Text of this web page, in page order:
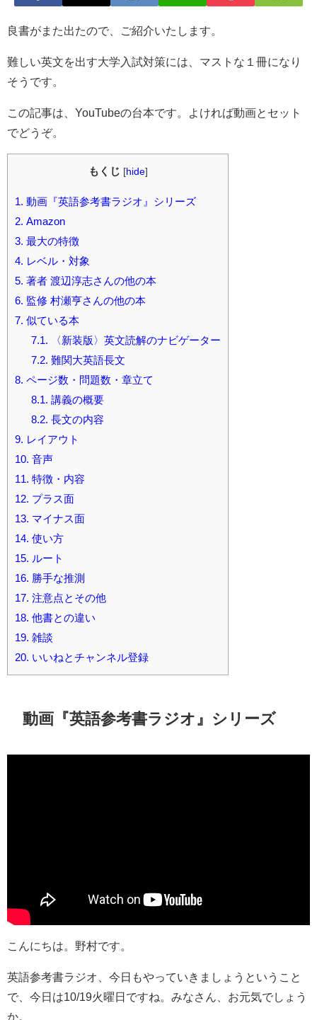
良書がまた出たので、ご紹介いたします。
難しい英文を出す大学入試対策には、マストな１冊になり
そうです。
この記事は、YouTubeの台本です。よければ動画とセット
でどうぞ。
もくじ [hide]
1. 動画『英語参考書ラジオ』シリーズ
2. Amazon
3. 最大の特徴
4. レベル・対象
5. 著者 渡辺淳志さんの他の本
6. 監修 村瀬亨さんの他の本
7. 似ている本
7.1. 〈新装版〉英文読解のナビゲーター
7.2. 難関大英語長文
8. ページ数・問題数・章立て
8.1. 講義の概要
8.2. 長文の内容
9. レイアウト
10. 音声
11. 特徴・内容
12. プラス面
13. マイナス面
14. 使い方
15. ルート
16. 勝手な推測
17. 注意点とその他
18. 他書との違い
19. 雑談
20. いいねとチャンネル登録
動画『英語参考書ラジオ』シリーズ
こんにちは。野村です。
英語参考書ラジオ、今日もやっていきましょうということ
で、今日は10/19火曜日ですね。みなさん、お元気でしょう
か。